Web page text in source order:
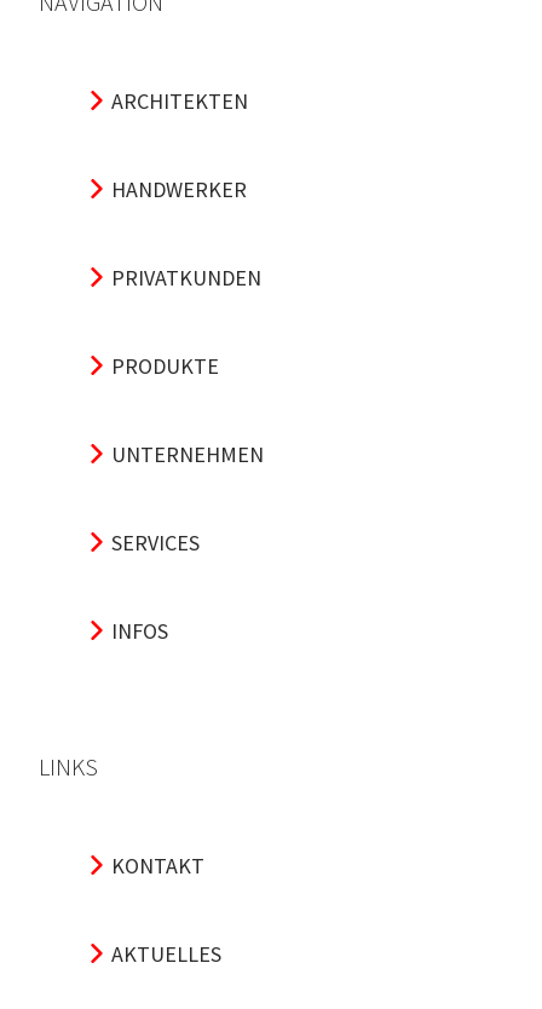
ARCHITEKTEN
HANDWERKER
PRIVATKUNDEN
PRODUKTE
UNTERNEHMEN
SERVICES
INFOS
LINKS
KONTAKT
AKTUELLES